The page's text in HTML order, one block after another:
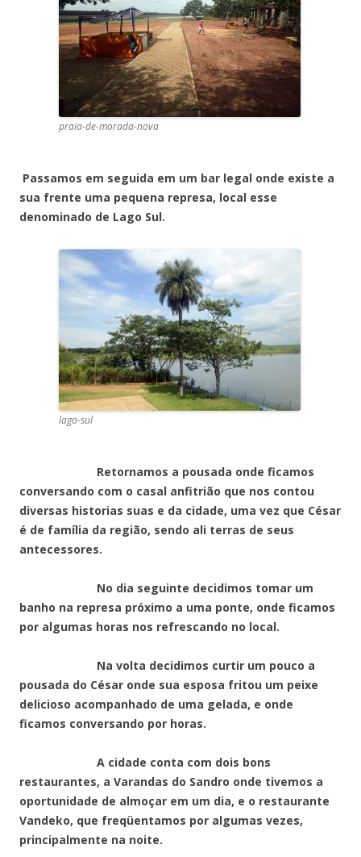
praia-de-morada-nova
Passamos em seguida em um bar legal onde existe a
sua frente uma pequena represa, local esse
denominado de Lago Sul.
lago-sul
Retornamos a pousada onde ficamos
conversando com o casal anfitrião que nos contou
diversas historias suas e da cidade, uma vez que César
é de família da região, sendo ali terras de seus
antecessores.
No dia seguinte decidimos tomar um
banho na represa próximo a uma ponte, onde ficamos
por algumas horas nos refrescando no local.
Na volta decidimos curtir um pouco a
pousada do César onde sua esposa fritou um peixe
delicioso acompanhado de uma gelada, e onde
ficamos conversando por horas.
A cidade conta com dois bons
restaurantes, a Varandas do Sandro onde tivemos a
oportunidade de almoçar em um dia, e o restaurante
Vandeko, que freqüentamos por algumas vezes,
principalmente na noite.